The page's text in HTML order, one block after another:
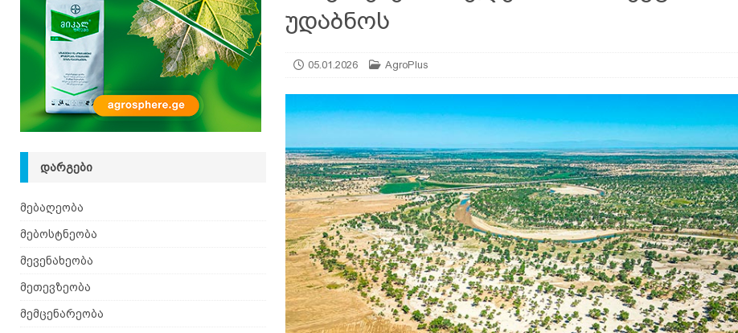
იზრდება ᲛᲔᲑᲝᲡᲢᲜᲔᲝᲑᲐ
[ 06.08.2026 ] მაჯაღვერი – დეკორატიული მცენარე
უდაბნოს
05.01.2026 AgroPlus
ᲓᲐᲠᲒᲔᲑᲘ
მებაღეობა
მებოსტნეობა
მევენახეობა
მეთევზეობა
მემცენარეობა